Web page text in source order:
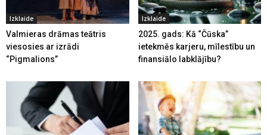
Izklaide
Valmieras drāmas teātris
viesosies ar izrādi
“Pigmalions”
Izklaide
2025. gads: Kā “Čūska”
ietekmēs karjeru, mīlestību un
finansiālo labklājību?